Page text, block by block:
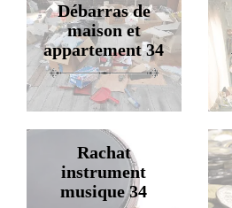
Débarras de
maison et
appartement 34
Rachat
instrument
musique 34